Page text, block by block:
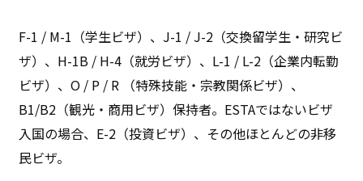
F-1 / M-1（学生ビザ）、J-1 / J-2（交換留学生・研究ビ
ザ）、H-1B / H-4（就労ビザ）、L-1 / L-2（企業内転勤
ビザ）、O / P / R （特殊技能・宗教関係ビザ）、
B1/B2（観光・商用ビザ）保持者。ESTAではないビザ
入国の場合、E-2（投資ビザ）、その他ほとんどの非移
民ビザ。